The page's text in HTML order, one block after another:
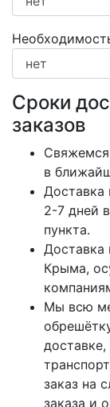
Сроки
заказов
Свяжемся
в
Доставка
2-7 дней
пункта.
Доставка
Крыма,
Мы всю
заказ на
заказа и